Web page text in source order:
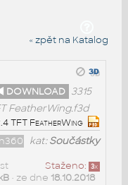
« zpět na Katalog
DOWNLOAD 3315
FeatherWing.f3d
TFT FeatherWing
kat:Součástky
Staženo: 3x
• ze dne 18.10.2018